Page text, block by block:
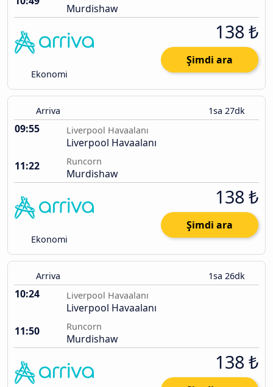
Murdishaw
Ekonomi
138 ₺
Şimdi ara
Arriva 1sa 27dk
09:55 Liverpool Havaalanı
Liverpool Havaalanı
11:22
Runcorn
Murdishaw
Ekonomi
138 ₺
Şimdi ara
Arriva 1sa 26dk
10:24 Liverpool Havaalanı
Liverpool Havaalanı
11:50
Runcorn
Murdishaw
138 ₺